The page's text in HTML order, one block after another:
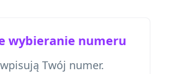
wybieranie numeru
Twój numer.